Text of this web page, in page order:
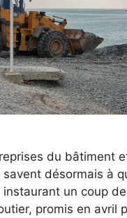
du bâtiment
désormais à
un coup
promis en avril